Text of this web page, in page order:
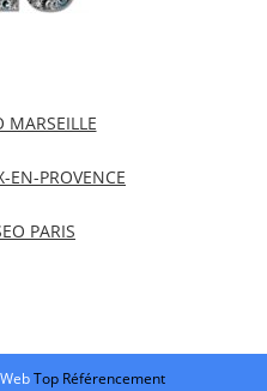
MARSEILLE
EN-PROVENCE
PARIS
Top Référencement